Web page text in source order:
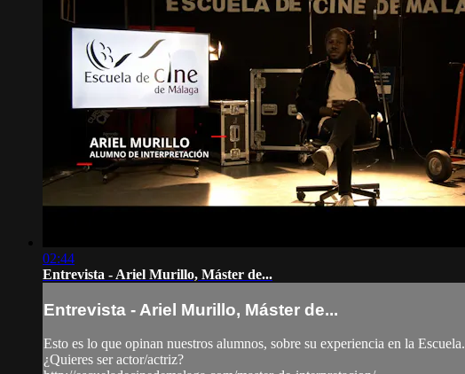
02:44
Entrevista - Ariel Murillo, Máster de...
Entrevista - Ariel Murillo, Máster de...
Esto es lo que opinan nuestros alumnos, sobre su experiencia en la Escuela.
¿Quieres ser actor/actriz?